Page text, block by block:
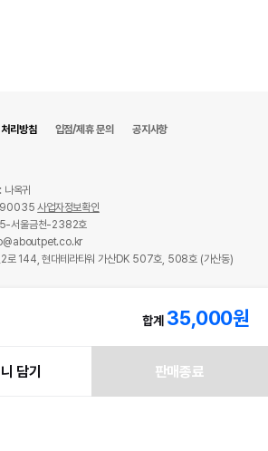
합계 35,000원
담기 판매종료
리방침 입점/제휴 문의 공지사항
나옥귀
90035사업자정보확인
서울금천-2382호
2로 144, 현대테라타워 가산DK 507호, 508호 (가산동)